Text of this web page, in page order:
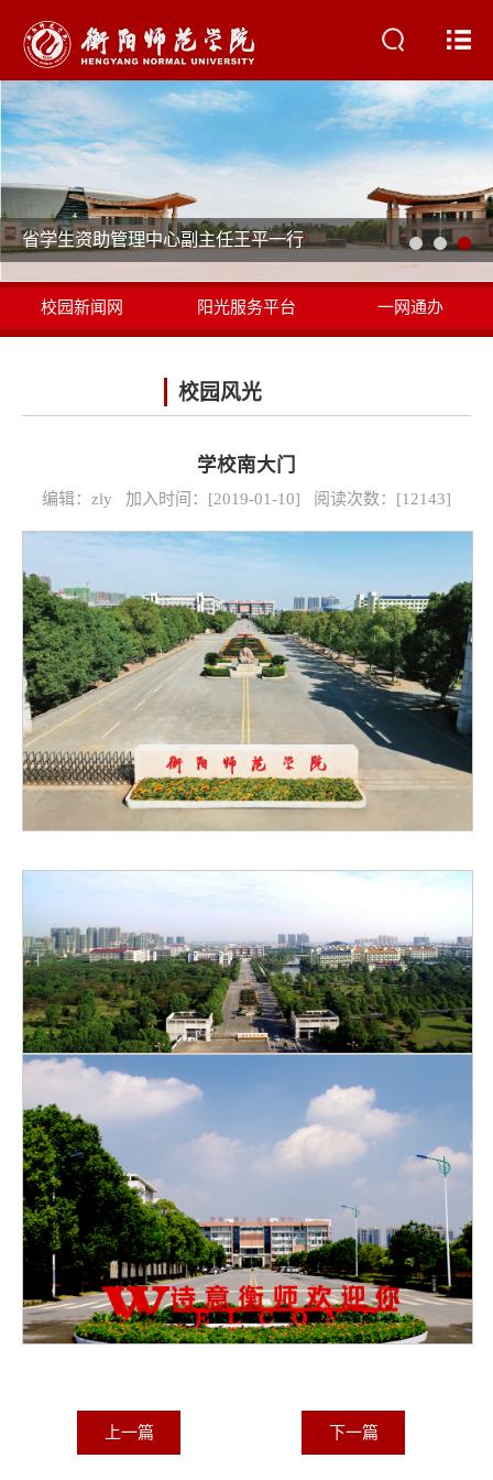
省学生资助管理中心副主任王平一行
校园新闻网 阳光服务平台 一网通办
校园风光
学校南大门
编辑：zly 加入时间：[2019-01-10] 阅读次数：[12143]
上一篇 下一篇